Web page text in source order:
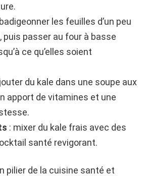
les feuilles d’un peu
puis passer au four à basse
ce qu’elles soient
du kale dans une soupe aux
apport de vitamines et une
: mixer du kale frais avec des
santé revigorant.
pilier de la cuisine santé et